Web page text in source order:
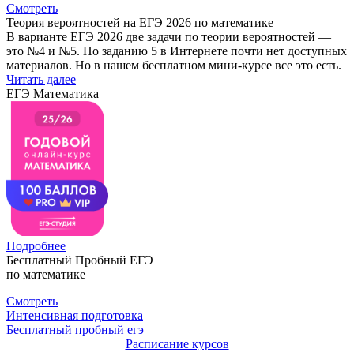
Смотреть
Теория вероятностей на ЕГЭ 2026 по математике
В варианте ЕГЭ 2026 две задачи по теории вероятностей —
это №4 и №5. По заданию 5 в Интернете почти нет доступных
материалов. Но в нашем бесплатном мини-курсе все это есть.
Читать далее
ЕГЭ Математика
Подробнее
Бесплатный Пробный ЕГЭ
по математике
Смотреть
Интенсивная подготовка
Бесплатный пробный егэ
Расписание курсов